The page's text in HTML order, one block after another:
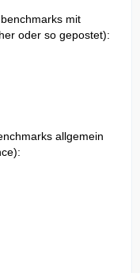
mit
oder so gepostet):
allgemein